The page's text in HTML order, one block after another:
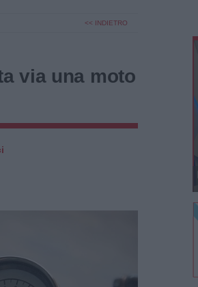
<< INDIETRO
via una moto